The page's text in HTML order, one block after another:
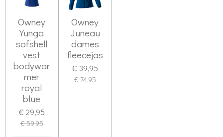
Owney
Yunga
sofshell
vest
bodywar
mer
royal
blue
€ 29,95
€ 59,95
Owney
Juneau
dames
fleecejas
€ 39,95
€ 74,95